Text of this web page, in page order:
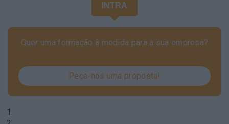
INTRA
Quer uma formação à medida para a sua empresa?
Peça-nos uma proposta!